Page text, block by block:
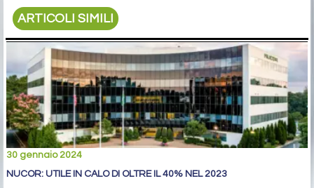
ARTICOLI SIMILI
30 gennaio 2024
NUCOR: UTILE IN CALO DI OLTRE IL 40% NEL 2023